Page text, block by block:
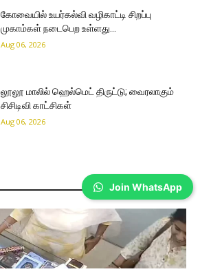
கோவையில் உயர்கல்வி வழிகாட்டி சிறப்பு
முகாம்கள் நடைபெற உள்ளது…
Aug 06, 2026
லூலூ மாலில் ஹெல்மெட் திருட்டு; வைரலாகும்
சிசிடிவி காட்சிகள்
Aug 06, 2026
Join WhatsApp